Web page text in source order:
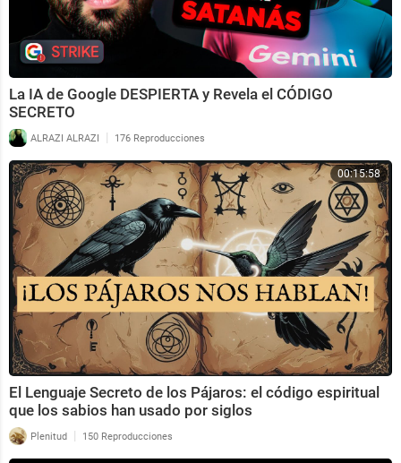
La IA de Google DESPIERTA y Revela el CÓDIGO
SECRETO
ALRAZI ALRAZI | 176 Reproducciones
00:15:58
El Lenguaje Secreto de los Pájaros: el código espiritual
que los sabios han usado por siglos
Plenitud | 150 Reproducciones